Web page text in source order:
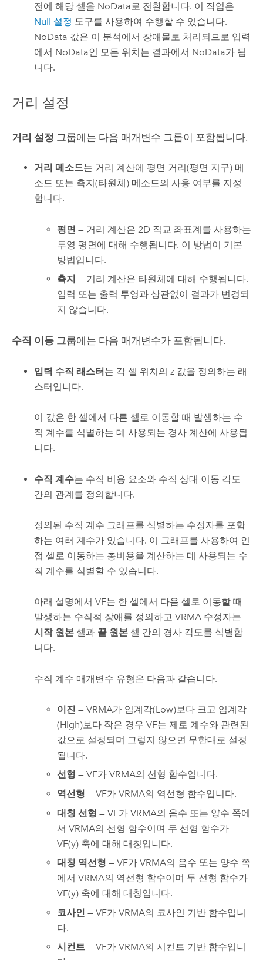
전에 해당 셀을 NoData로 전환합니다. 이 작업은
Null 설정 도구를 사용하여 수행할 수 있습니다.
NoData 값은 이 분석에서 장애물로 처리되므로 입력
에서 NoData인 모든 위치는 결과에서 NoData가 됩
니다.
거리 설정
거리 설정 그룹에는 다음 매개변수 그룹이 포함됩니다.
거리 메소드는 거리 계산에 평면 거리(평면 지구) 메
소드 또는 측지(타원체) 메소드의 사용 여부를 지정
합니다.
평면 — 거리 계산은 2D 직교 좌표계를 사용하는
투영 평면에 대해 수행됩니다. 이 방법이 기본
방법입니다.
측지 — 거리 계산은 타원체에 대해 수행됩니다.
입력 또는 출력 투영과 상관없이 결과가 변경되
지 않습니다.
수직 이동그룹에는 다음 매개변수가 포함됩니다.
입력 수직 래스터는 각 셀 위치의 z 값을 정의하는 래
스터입니다.
이 값은 한 셀에서 다른 셀로 이동할 때 발생하는 수
직 계수를 식별하는 데 사용되는 경사 계산에 사용됩
니다.
수직 계수는 수직 비용 요소와 수직 상대 이동 각도
간의 관계를 정의합니다.
정의된 수직 계수 그래프를 식별하는 수정자를 포함
하는 여러 계수가 있습니다. 이 그래프를 사용하여 인
접 셀로 이동하는 총비용을 계산하는 데 사용되는 수
직 계수를 식별할 수 있습니다.
아래 설명에서 VF는 한 셀에서 다음 셀로 이동할 때
발생하는 수직적 장애를 정의하고 VRMA 수정자는
시작 원본 셀과 끝 원본 셀 간의 경사 각도를 식별합
니다.
수직 계수 매개변수 유형은 다음과 같습니다.
이진 — VRMA가 임계각(Low)보다 크고 임계각
(High)보다 작은 경우 VF는 제로 계수와 관련된
값으로 설정되며 그렇지 않으면 무한대로 설정
됩니다.
선형 — VF가 VRMA의 선형 함수입니다.
역선형 — VF가 VRMA의 역선형 함수입니다.
대칭 선형 — VF가 VRMA의 음수 또는 양수 쪽에
서 VRMA의 선형 함수이며 두 선형 함수가
VF(y) 축에 대해 대칭입니다.
대칭 역선형 — VF가 VRMA의 음수 또는 양수 쪽
에서 VRMA의 역선형 함수이며 두 선형 함수가
VF(y) 축에 대해 대칭입니다.
코사인 — VF가 VRMA의 코사인 기반 함수입니
다.
시컨트 — VF가 VRMA의 시컨트 기반 함수입니